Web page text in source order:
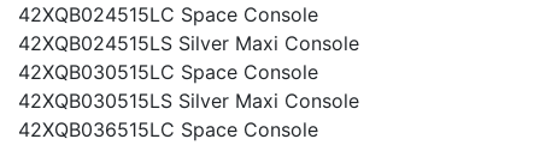
42XQB024515LC Space Console
42XQB024515LS Silver Maxi Console
42XQB030515LC Space Console
42XQB030515LS Silver Maxi Console
42XQB036515LC Space Console